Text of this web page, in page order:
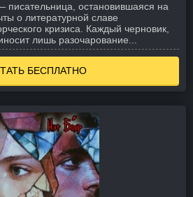
остановившаяся на
о литературной славе
кризиса. Каждый черновик,
лишь разочарование...
БЕСПЛАТНО